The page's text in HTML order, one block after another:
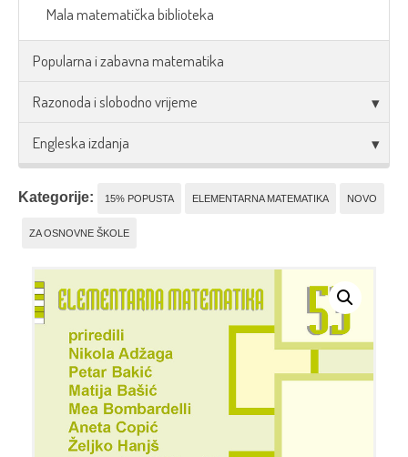
Mala matematička biblioteka
Popularna i zabavna matematika
Razonoda i slobodno vrijeme
Engleska izdanja
Kategorije: 15% POPUSTA ELEMENTARNA MATEMATIKA NOVO
ZA OSNOVNE ŠKOLE